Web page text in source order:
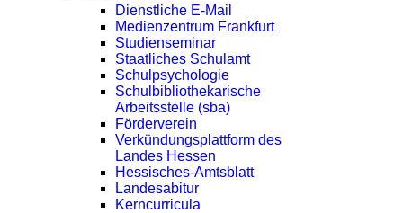
Dienstliche E-Mail
Medienzentrum Frankfurt
Studienseminar
Staatliches Schulamt
Schulpsychologie
Schulbibliothekarische
Arbeitsstelle (sba)
Förderverein
Verkündungsplattform des
Landes Hessen
Hessisches-Amtsblatt
Landesabitur
Kerncurricula